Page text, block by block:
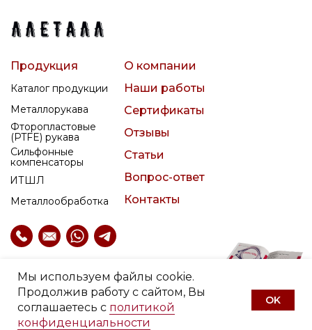
Каталог
Мы используем файлы cookie.
Продолжив работу с сайтом, Вы
соглашаетесь с политикой
конфиденциальности
OK
Металлообработка
ИТШЛ
Сильфонные
компенсаторы
Фторопластовые
(PTFE) рукава
Металлорукава
Каталог продукции
Статьи
Вопрос-ответ
Контакты
Отзывы
Сертификаты
Наши работы
О компании
Продукция
Заказать печатный каталог
продукции ООО «ЛЛЕТАЛЛ»